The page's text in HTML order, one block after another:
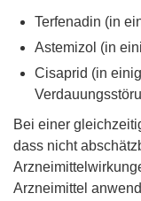
Terfenadin (in
Astemizol (in
Cisaprid (in
Bei einer
dass nicht
Arzneimittel